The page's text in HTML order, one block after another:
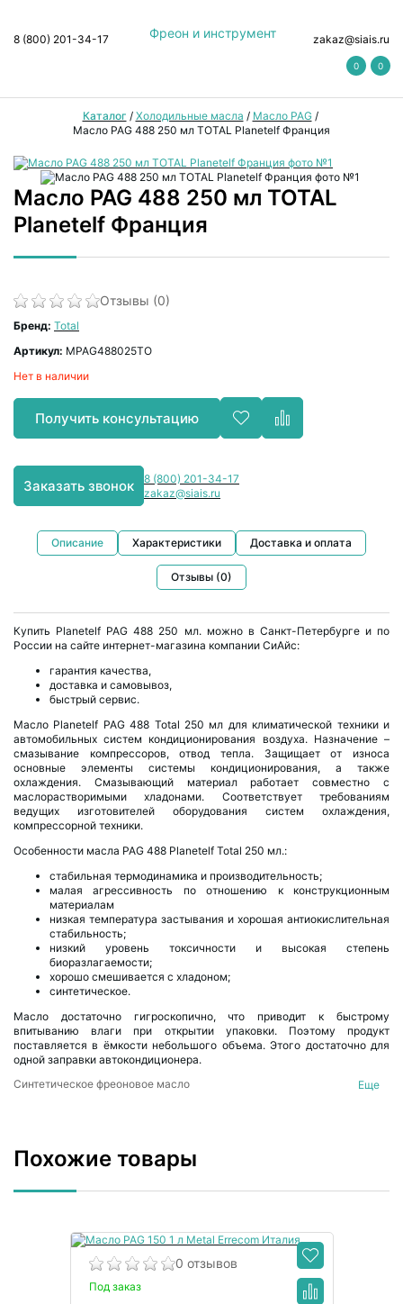
Фреон и инструмент
8 (800) 201-34-17 zakaz@siais.ru
0 0
Каталог / Холодильные масла / Масло PAG/
Масло PAG 488 250 мл TOTAL Planetelf Франция
Масло PAG 488 250 мл TOTAL
Planetelf Франция
Отзывы (0)
Бренд: Total
Артикул: MPAG488025TO
Нет в наличии
Получить консультацию
Заказать звонок
8 (800) 201-34-17
zakaz@siais.ru
Описание Характеристики Доставка и оплата
Отзывы (0)
Купить Planetelf PAG 488 250 мл. можно в Санкт-Петербурге и по
России на сайте интернет-магазина компании СиАйс:
гарантия качества,
доставка и самовывоз,
быстрый сервис.
Масло Planetelf PAG 488 Total 250 мл для климатической техники и
автомобильных систем кондиционирования воздуха. Назначение –
смазывание компрессоров, отвод тепла. Защищает от износа
основные элементы системы кондиционирования, а также
охлаждения. Смазывающий материал работает совместно с
маслорастворимыми хладонами. Соответствует требованиям
ведущих изготовителей оборудования систем охлаждения,
компрессорной техники.
Особенности масла PAG 488 Planetelf Total 250 мл.:
стабильная термодинамика и производительность;
малая агрессивность по отношению к конструкционным
материалам
низкая температура застывания и хорошая антиокислительная
стабильность;
низкий уровень токсичности и высокая степень
биоразлагаемости;
хорошо смешивается с хладоном;
синтетическое.
Масло достаточно гигроскопично, что приводит к быстрому
впитыванию влаги при открытии упаковки. Поэтому продукт
поставляется в ёмкости небольшого объема. Этого достаточно для
одной заправки автокондиционера.
Синтетическое фреоновое масло
Еще
Похожие товары
0 отзывов
Под заказ